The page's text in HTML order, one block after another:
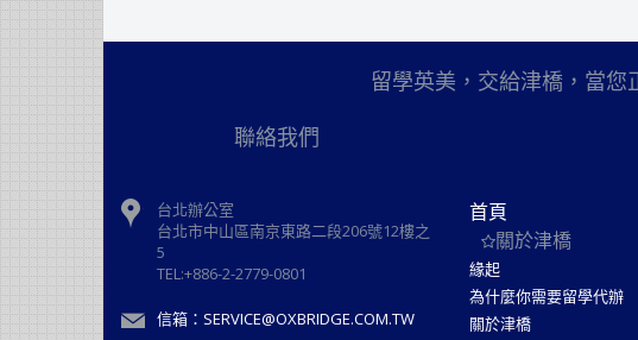
留學英美，交給津橋，當您
聯絡我們
台北辦公室
台北市中山區南京東路二段206號12樓之
5
TEL:+886-2-2779-0801
信箱：SERVICE@OXBRIDGE.COM.TW
首頁
關於津橋
緣起
為什麼你需要留學代辦
關於津橋